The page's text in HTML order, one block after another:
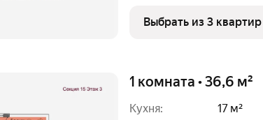
Выбрать из 3 квартир
1 комната • 36,6 м²
Кухня:
17 м²